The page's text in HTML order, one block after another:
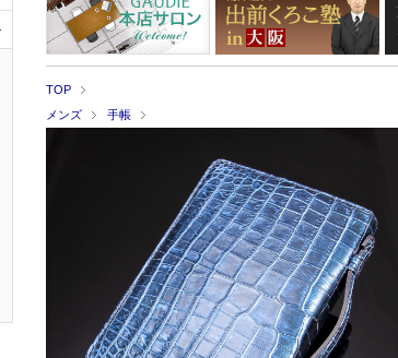
TOP
メンズ
手帳